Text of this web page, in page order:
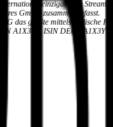
einzigartigen
GmbH zusammengefasst.
das größte mittelständische
A1X3YY, ISIN